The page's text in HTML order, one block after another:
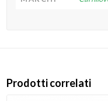
Prodotti correlati